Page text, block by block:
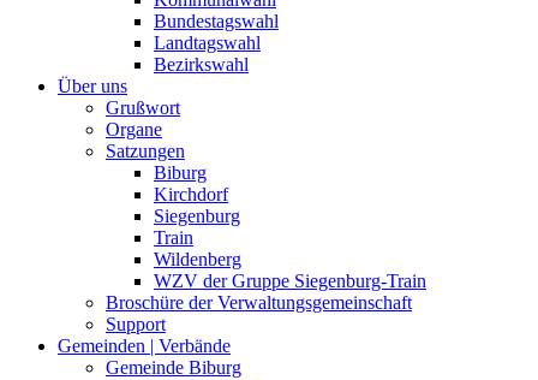
Bundestagswahl
Landtagswahl
Bezirkswahl
Über uns
Grußwort
Organe
Satzungen
Biburg
Kirchdorf
Siegenburg
Train
Wildenberg
WZV der Gruppe Siegenburg-Train
Broschüre der Verwaltungsgemeinschaft
Support
Gemeinden | Verbände
Gemeinde Biburg